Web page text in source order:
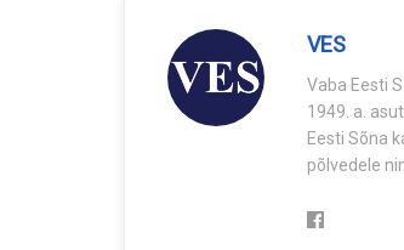
VES
Vaba Eesti
1949. a.
Eesti Sõna
põlvedele